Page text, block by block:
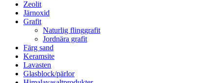
Zeolit
Järnoxid
Grafit
Naturlig flinggrafit
Jordnära grafit
Färg sand
Keramsite
Lavasten
Glasblock/pärlor